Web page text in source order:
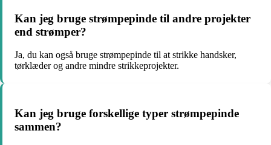
Kan jeg bruge strømpepinde til andre projekter
end strømper?
Ja, du kan også bruge strømpepinde til at strikke handsker,
tørklæder og andre mindre strikkeprojekter.
Kan jeg bruge forskellige typer strømpepinde
sammen?